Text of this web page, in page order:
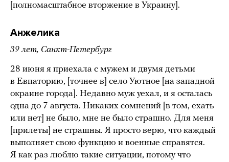
[полномасштабное вторжение в Украину].
Анжелика
39 лет, Санкт-Петербург
28 июня я приехала с мужем и двумя детьми
в Евпаторию, [точнее в] село Уютное [на западной
окраине города]. Недавно муж уехал, и я осталась
одна до 7 августа. Никаких сомнений [в том, ехать
или нет] не было, мне не было страшно. Для меня
[прилеты] не страшны. Я просто верю, что каждый
выполняет свою функцию и военные справятся.
Я как раз люблю такие ситуации, потому что